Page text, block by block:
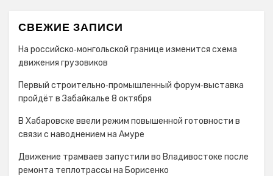
СВЕЖИЕ ЗАПИСИ
На российско‑монгольской границе изменится схема
движения грузовиков
Первый строительно‑промышленный форум‑выставка
пройдёт в Забайкалье 8 октября
В Хабаровске ввели режим повышенной готовности в
связи с наводнением на Амуре
Движение трамваев запустили во Владивостоке после
ремонта теплотрассы на Борисенко